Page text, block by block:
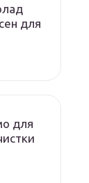
для
для